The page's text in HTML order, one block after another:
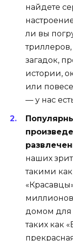
найдете
ли вы
загадок,
истории,
или
— у нас
наших
такими
домом для
таких как